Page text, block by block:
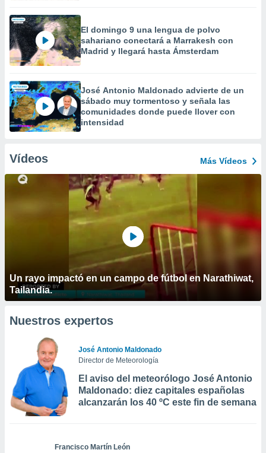
El domingo 9 una lengua de polvo
sahariano conectará a Marrakesh con
Madrid y llegará hasta Ámsterdam
José Antonio Maldonado advierte de un
sábado muy tormentoso y señala las
comunidades donde puede llover con
intensidad
Vídeos Más Vídeos
Un rayo impactó en un campo de fútbol en Narathiwat,
Tailandia.
Nuestros expertos
José Antonio Maldonado
Director de Meteorología
El aviso del meteorólogo José Antonio
Maldonado: diez capitales españolas
alcanzarán los 40 ºC este fin de semana
Francisco Martín León